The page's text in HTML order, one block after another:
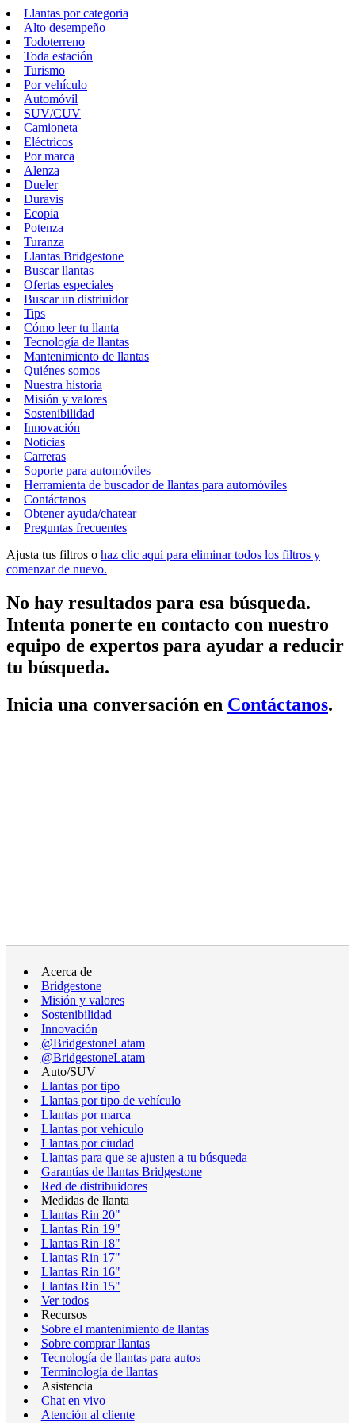
Llantas por categoria
Alto desempeño
Todoterreno
Toda estación
Turismo
Por vehículo
Automóvil
SUV/CUV
Camioneta
Eléctricos
Por marca
Alenza
Dueler
Duravis
Ecopia
Potenza
Turanza
Llantas Bridgestone
Buscar llantas
Ofertas especiales
Buscar un distriuidor
Tips
Cómo leer tu llanta
Tecnología de llantas
Mantenimiento de llantas
Quiénes somos
Nuestra historia
Misión y valores
Sostenibilidad
Innovación
Noticias
Carreras
Soporte para automóviles
Herramienta de buscador de llantas para automóviles
Contáctanos
Obtener ayuda/chatear
Preguntas frecuentes
Ajusta tus filtros o haz clic aquí para eliminar todos los filtros y
comenzar de nuevo.
No hay resultados para esa búsqueda.
Intenta ponerte en contacto con nuestro
equipo de expertos para ayudar a reducir
tu búsqueda.
Inicia una conversación en Contáctanos.
Acerca de
Bridgestone
Misión y valores
Sostenibilidad
Innovación
@BridgestoneLatam
@BridgestoneLatam
Auto/SUV
Llantas por tipo
Llantas por tipo de vehículo
Llantas por marca
Llantas por vehículo
Llantas por ciudad
Llantas para que se ajusten a tu búsqueda
Garantías de llantas Bridgestone
Red de distribuidores
Medidas de llanta
Llantas Rin 20"
Llantas Rin 19"
Llantas Rin 18"
Llantas Rin 17"
Llantas Rin 16"
Llantas Rin 15"
Ver todos
Recursos
Sobre el mantenimiento de llantas
Sobre comprar llantas
Tecnología de llantas para autos
Terminología de llantas
Asistencia
Chat en vivo
Atención al cliente